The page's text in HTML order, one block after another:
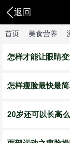
返回
首页 美食营养
怎样才能让眼睛
怎样瘦脸最快最
20岁还可以长高么